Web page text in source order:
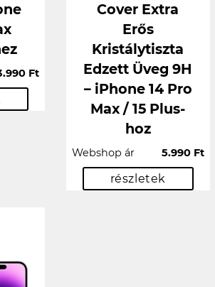
Ft
Cover Extra
Erős
Kristálytiszta
Edzett Üveg 9H
– iPhone 14 Pro
Max / 15 Plus-
hoz
Webshop ár 5.990 Ft
részletek